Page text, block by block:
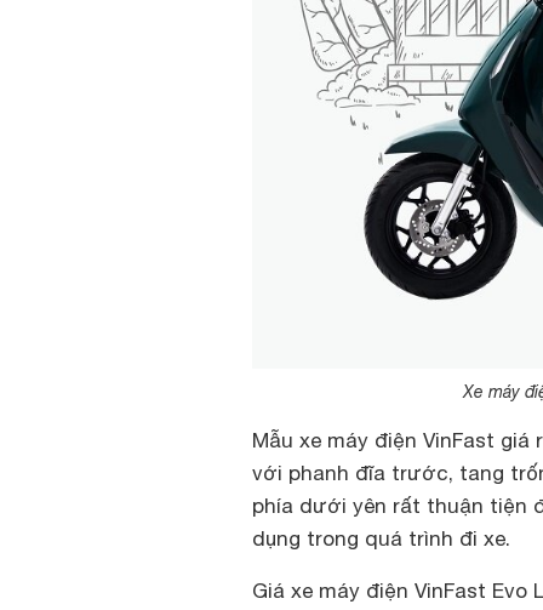
Xe máy
Mẫu xe máy điện VinFast
với phanh đĩa trước, tang
phía dưới yên rất thuận tiện
dụng trong quá trình đi xe.
Giá xe máy điện VinFast Evo